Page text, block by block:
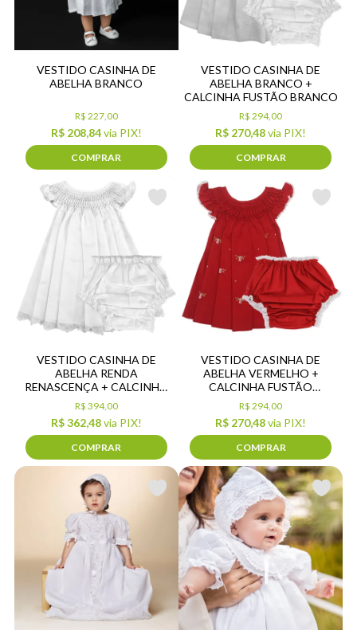
VESTIDO CASINHA DE
ABELHA BRANCO
R$ 208,84via PIX!
R$ 227,00
COMPRAR
VESTIDO CASINHA DE
ABELHA BRANCO +
CALCINHA FUSTÃO BRANCO
R$ 270,48via PIX!
R$ 294,00
COMPRAR
VESTIDO CASINHA DE
ABELHA RENDA
RENASCENÇA + CALCINHA
FUSTÃO BRANCO
R$ 362,48via PIX!
R$ 394,00
COMPRAR
VESTIDO CASINHA DE
ABELHA VERMELHO +
CALCINHA FUSTÃO
VERMELHO
R$ 270,48via PIX!
R$ 294,00
COMPRAR